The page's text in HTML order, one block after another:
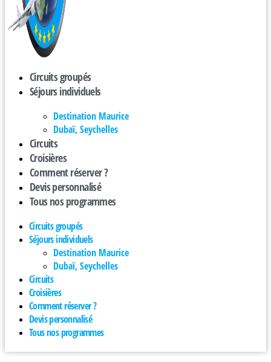
Circuits groupés
Séjours individuels
Destination Maurice
Dubaï, Seychelles
Circuits
Croisières
Comment réserver ?
Devis personnalisé
Tous nos programmes
Circuits groupés
Séjours individuels
Destination Maurice
Dubaï, Seychelles
Circuits
Croisières
Comment réserver ?
Devis personnalisé
Tous nos programmes